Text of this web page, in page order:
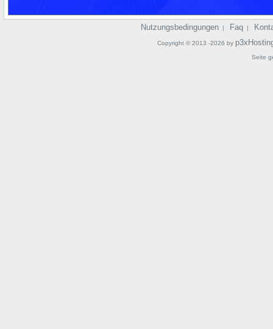
Nutzungsbedingungen | Faq |
Copyright © 2013 -2026 by
Seite